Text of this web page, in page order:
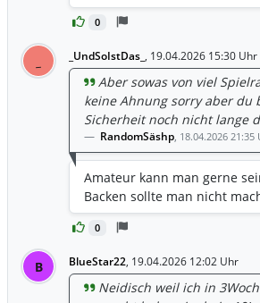
0
_UndSoIstDas_ , 19.04.2026 15:30 Uhr
0
Aber sowas von viel
keine Ahnung sorry aber du
Sicherheit noch nicht lange
RandomSäshp, 18.04.2026 21:35
Amateur kann man gerne
Backen sollte man nicht
B BlueStar22, 19.04.2026 12:02 Uhr
Neidisch weil ich in